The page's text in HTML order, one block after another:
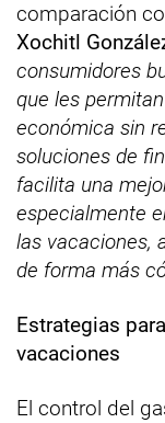
comparación
Xochitl
consumidores
que les
económica sin
soluciones de
facilita una
especialmente
las vacaciones,
de forma más
Estrategias
vacaciones
El control del